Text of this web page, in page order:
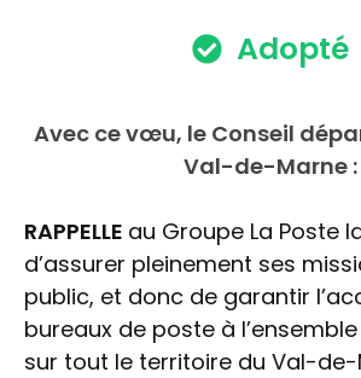
Adopté
Avec ce vœu, le Conseil
Val-de-Marne :
RAPPELLE au Groupe La Poste
d’assurer pleinement ses
public, et donc de garantir
bureaux de poste à
sur tout le territoire du Val-de-